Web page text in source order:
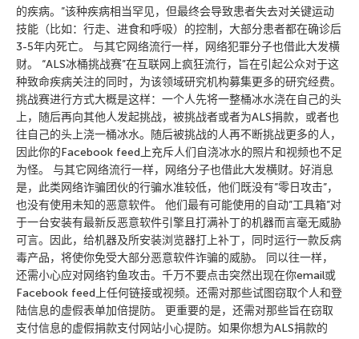
的疾病。”该种疾病相当罕见，但最终会导致患者失去对关键运动
技能（比如：行走、进食和呼吸）的控制，大部分患者都在确诊后
3-5年内死亡。 与其它网络流行一样，网络犯罪分子也借此大发横
财。 “ALS冰桶挑战赛”在互联网上疯狂流行，旨在引起公众对于这
种致命疾病关注的同时，为该领域研究机构募集更多的研究经费。
挑战赛进行方式大概是这样：一个人先将一整桶冰水浇在自己的头
上，随后再向其他人发起挑战，被挑战者或者为ALS捐款，或者也
往自己的头上浇一桶冰水。随后被挑战的人再不断挑战更多的人，
因此你的Facebook feed上充斥人们自浇冰水的照片和视频也不足
为怪。 与其它网络流行一样，网络分子也借此大发横财。好消息
是，此类网络诈骗团伙的行骗水准较低，他们既没有”零日攻击”，
也没有使用未知的恶意软件。 他们最有可能使用的自动”工具箱”对
于一台安装有最新反恶意软件引擎且打满补丁的机器而言毫无威胁
可言。因此，给机器及所安装浏览器打上补丁，同时运行一款反病
毒产品，将使你免受大部分恶意软件诈骗的威胁。 同以往一样，
还需小心应对网络钓鱼攻击。千万不要点击突然出现在你email或
Facebook feed上任何链接或视频。还需对那些试图窃取个人和登
陆信息的虚假表单加倍提防。 更重要的是，还需对那些旨在窃取
支付信息的虚假捐款支付网站小心提防。如果你想为ALS捐款的